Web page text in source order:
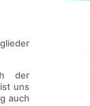
der
uns
auch